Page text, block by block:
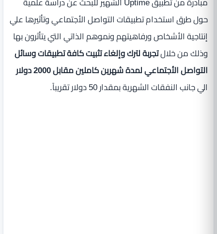
حول طرق استخدام تطبيقات التواصل الأجتماعي وتأثيرها علي
إنتاجية الأشخاص ورفاهيتهم ونموهم الذاتي التي يتأثرون بها
وذلك من خلالتجربة لترك وإلغاء تثبيت كافة تطبيقات وسائل
التواصل الأجتماعي لمدة شهرين كاملين مقابل 2000 دولار
الي جانب النفقات الشهرية بمقدار 50 دولار تقريباً.